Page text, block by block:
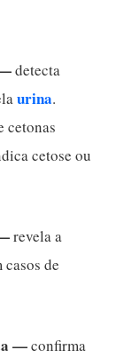
—detecta
urina.
cetonas
cetose ou
revela a
de
—confirma